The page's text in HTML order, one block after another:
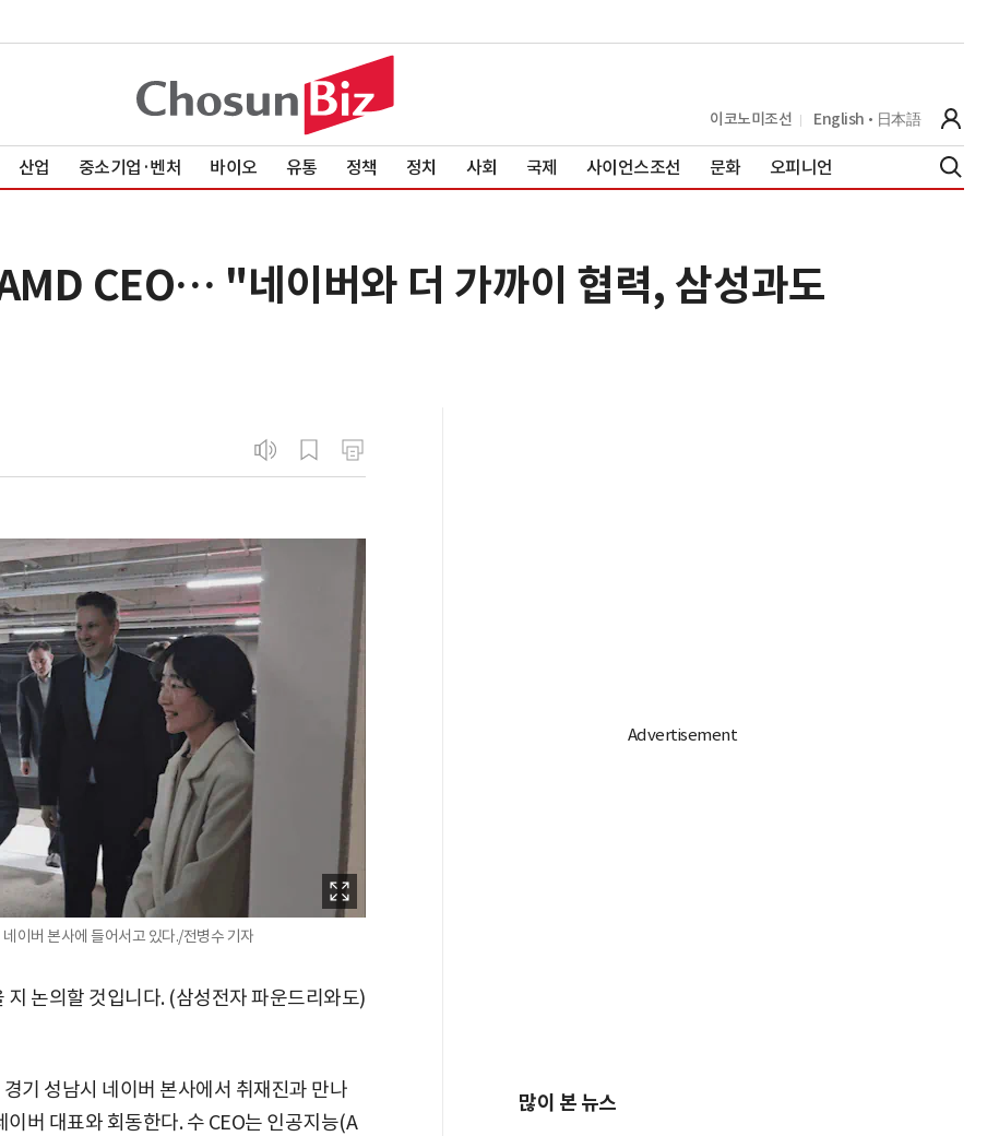
이코노미조선 English 日本語
산업 중소기업·벤처 바이오 유통 정책 정치 사회 국제 사이언스조선 문화 오피니언
CEO… "네이버와 더 가까이 협력, 삼성과도
이버 본사에 들어서고 있다./전병수 기자
논의할 것입니다. (삼성전자 파운드리와도)
기 성남시 네이버 본사에서 취재진과 만나
버 대표와 회동한다. 수 CEO는 인공지능(A
많이 본 뉴스